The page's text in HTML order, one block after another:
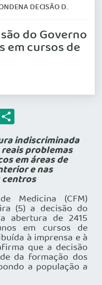
DO GOVERNO DE ABRIR MAIS VAGAS EM CURSOS DE MEDICINA
do Governo
em cursos de
indiscriminada
problemas
em áreas de
e nas
Medicina (CFM)
(5) a decisão do
abertura de 2415
em cursos de
à imprensa e à
que a decisão
da formação dos
a população a